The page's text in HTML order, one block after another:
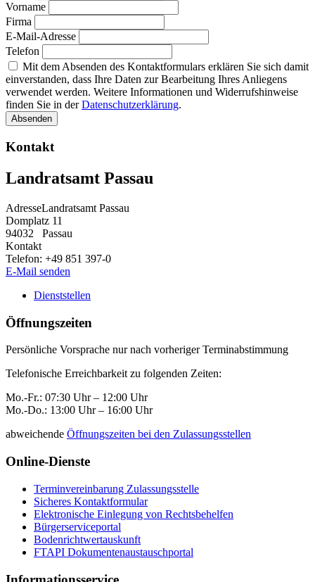
Vorname
Firma
E-Mail-Adresse
Telefon
Mit dem Absenden des Kontaktformulars erklären Sie sich damit
einverstanden, dass Ihre Daten zur Bearbeitung Ihres Anliegens
verwendet werden. Weitere Informationen und Widerrufshinweise
finden Sie in derDatenschutzerklärung.
Absenden
Kontakt
Landratsamt Passau
AdresseLandratsamt Passau
Domplatz 11
94032
Passau
Kontakt
Telefon: +49 851 397-0
E-Mail senden
Dienststellen
Öffnungszeiten
Persönliche Vorsprache nur nach vorheriger Terminabstimmung
Telefonische Erreichbarkeit zu folgenden Zeiten:
Mo.-Fr.: 07:30 Uhr – 12:00 Uhr
Mo.-Do.: 13:00 Uhr – 16:00 Uhr
abweichende Öffnungszeiten bei den Zulassungsstellen
Online-Dienste
Terminvereinbarung Zulassungsstelle
Sicheres Kontaktformular
Elektronische Einlegung von Rechtsbehelfen
Bürgerserviceportal
Bodenrichtwertauskunft
FTAPI Dokumentenaustauschportal